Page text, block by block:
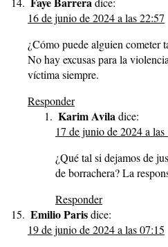
16 de junio de 2024 a las 22:57
¿Cómo puede alguien cometer
No hay excusas para la
víctima siempre.
Responder
Karim Aviladice:
17 de junio de 2024 a las
¿Qué tal si dejamos de
de borrachera? La
Responder
Emilio Parisdice:
19 de junio de 2024 a las 07:15